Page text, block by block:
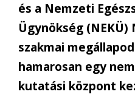
és a Nemzeti
Ügynökség
szakmai
hamarosan egy
kutatási központ